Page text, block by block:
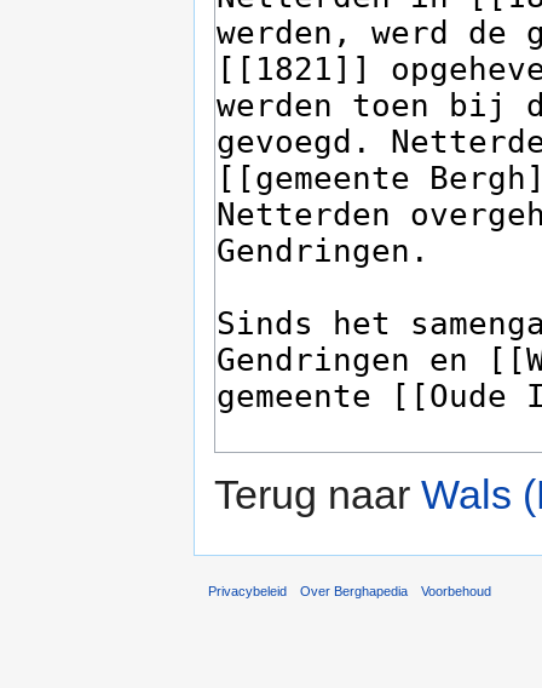
Terug naar Wals
Privacybeleid Over Berghapedia Voorbehoud